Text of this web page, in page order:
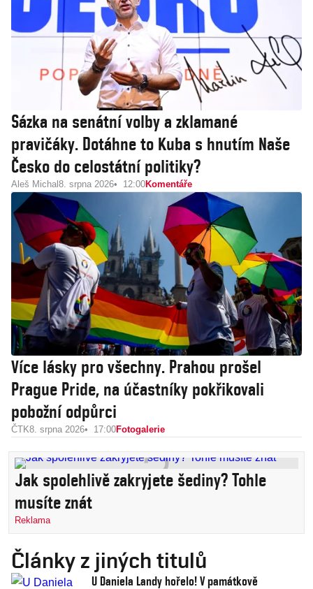
Sázka na senátní volby a zklamané
pravičáky. Dotáhne to Kuba s hnutím Naše
Česko do celostátní politiky?
Aleš Michal 8. srpna 2026 12:00Komentáře
Více lásky pro všechny. Prahou prošel
Prague Pride, na účastníky pokřikovali
pobožní odpůrci
ČTK8. srpna 2026 17:00Fotogalerie
Jak spolehlivě zakryjete šediny? Tohle
musíte znát
Reklama
Články z jiných titulů
U Daniela Landy hořelo! V památkově